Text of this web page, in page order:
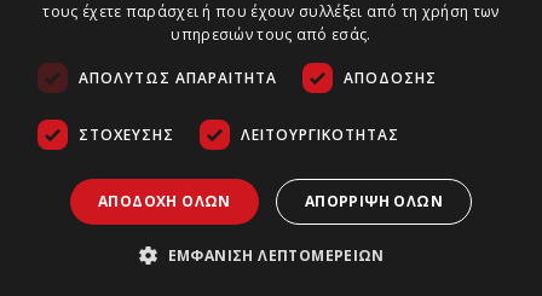
τους έχετε παράσχει ή που έχουν συλλέξει από τη χρήση των
υπηρεσιών τους από εσάς.
ΑΠΟΛΎΤΩΣ ΑΠΑΡΑΊΤΗΤΑ ΑΠΌΔΟΣΗΣ
ΣΤΌΧΕΥΣΗΣ ΛΕΙΤΟΥΡΓΙΚΌΤΗΤΑΣ
ΑΠΟΔΟΧΉ ΌΛΩΝ ΑΠΌΡΡΙΨΗ ΌΛΩΝ
ΕΜΦΆΝΙΣΗ ΛΕΠΤΟΜΕΡΕΙΏΝ